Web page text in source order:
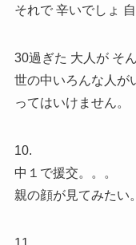
それで 辛いでしょ
30過ぎた 大人が そ
世の中いろんな人が
ってはいけません。
10.
中１で援交。。。
親の顔が見てみたい。